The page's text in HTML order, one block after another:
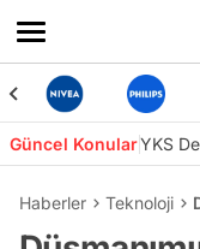
Güncel KonularYKS
Haberler Teknoloji